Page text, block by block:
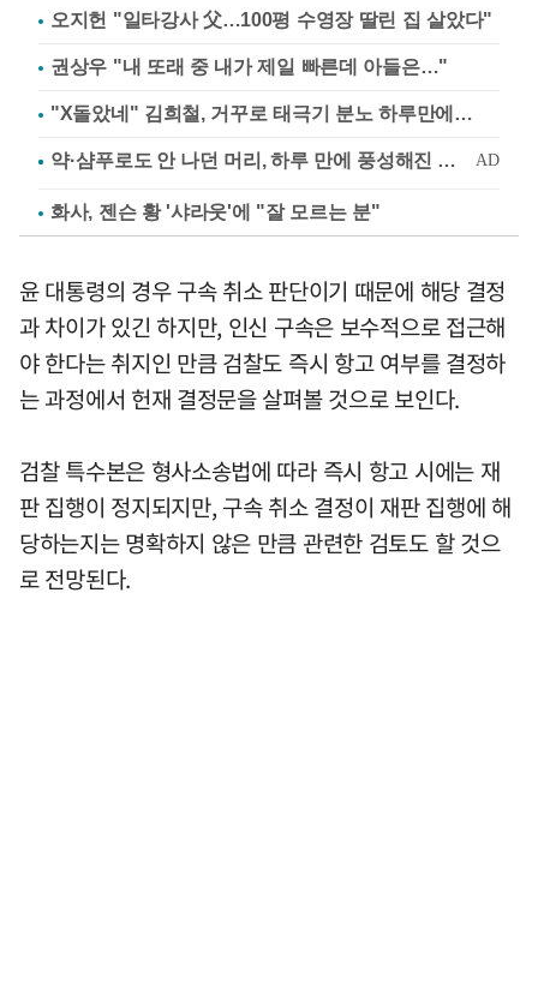
오지헌 "일타강사 父…100평 수영장 딸린 집 살았다"
권상우 "내 또래 중 내가 제일 빠른데 아들은…"
"X돌았네" 김희철, 거꾸로 태극기 분노 하루만에…
화사, 젠슨 황 '샤라웃'에 "잘 모르는 분"
윤 대통령의 경우 구속 취소 판단이기 때문에 해당 결정
과 차이가 있긴 하지만, 인신 구속은 보수적으로 접근해
야 한다는 취지인 만큼 검찰도 즉시 항고 여부를 결정하
는 과정에서 헌재 결정문을 살펴볼 것으로 보인다.
검찰 특수본은 형사소송법에 따라 즉시 항고 시에는 재
판 집행이 정지되지만, 구속 취소 결정이 재판 집행에 해
당하는지는 명확하지 않은 만큼 관련한 검토도 할 것으
로 전망된다.